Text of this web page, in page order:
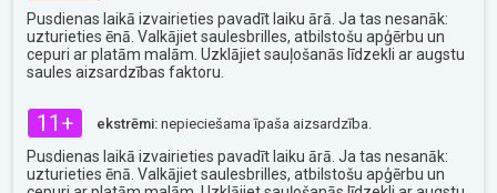
Pusdienas laikā izvairieties pavadīt laiku ārā. Ja tas nesanāk:
uzturieties ēnā. Valkājiet saulesbrilles, atbilstošu apģērbu un
cepuri ar platām malām. Uzklājiet sauļošanās līdzekli ar augstu
saules aizsardzības faktoru.
11+ ekstrēmi: nepieciešama īpaša aizsardzība.
Pusdienas laikā izvairieties pavadīt laiku ārā. Ja tas nesanāk:
uzturieties ēnā. Valkājiet saulesbrilles, atbilstošu apģērbu un